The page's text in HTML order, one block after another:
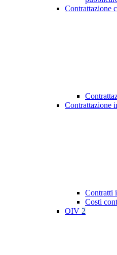
Contrattazione
Contrattazione
Contratti
Costi
OIV 2